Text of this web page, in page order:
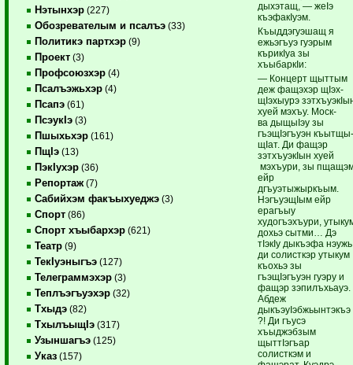
Нэтынхэр (227)
Обозревателым и псалъэ (33)
Политикэ партхэр (9)
Проект (3)
Профсоюзхэр (4)
Псалъэжьхэр (4)
Псапэ (61)
ПсэукIэ (3)
Пшыхьхэр (161)
ПщIэ (13)
ПэкIухэр (36)
Репортаж (7)
Сабийхэм факъыхуеджэ (3)
Спорт (86)
Спорт хъыбархэр (621)
Театр (9)
ТекIуэныгъэ (127)
Телеграммэхэр (3)
Теплъэгъуэхэр (32)
Тхыдэ (82)
ТхылъыщIэ (317)
Узыншагъэ (125)
Указ (157)
дыхэтащ, — жеIэ
къэфакIуэм.
Къыддэгуэшащ я
ежьэгъуэ гуэрым
кърикIуа зы
хъыбаркIи:
— Концерт щыттым
деж фащэхэр щIэх-
щIэхыурэ
хуей мэхъу. Моск-
ва дыщыIэу зы
гъэщIэгъуэн
щIат. Ди фащэр
зэтхъуэкIын хуей
мэхъури, зы
ейр
дгъуэтыжыркъым.
НэгъуэщIым ейр
ерагъыу
худогъэхъури,
дохьэ сытми… Дэ
тIэкIу дыкъэфа
ди солисткэр утыкум
къохьэ зы
гъэщIэгъуэн гуэру и
фащэр зэпилъхьауэ.
Абдеж
дыкъэуIэбжьынтэкъэ
?! Ди гъусэ
хъыджэбзым
щыттIэгъар
солисткэм и